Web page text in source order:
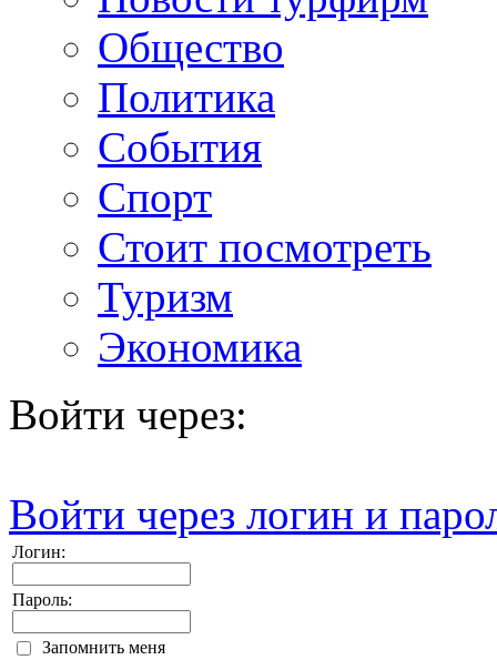
Общество
Политика
События
Спорт
Стоит посмотреть
Туризм
Экономика
Войти через:
Войти через логин и
Логин:
Пароль:
Запомнить меня